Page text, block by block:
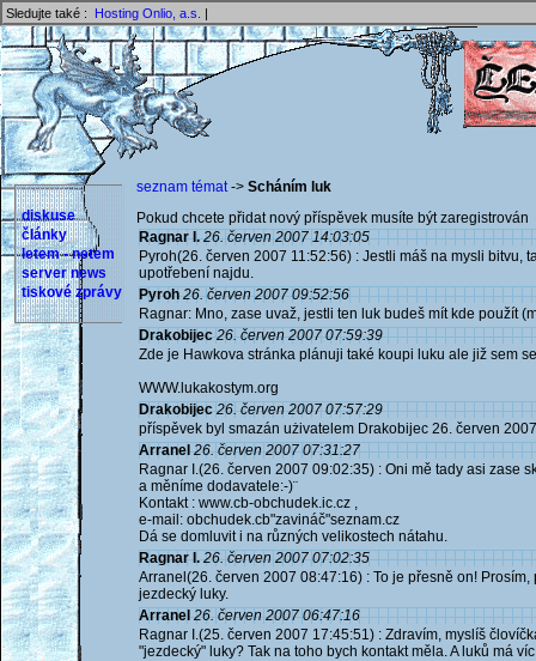
Sledujte také : Hosting Onlio, a.s. |
diskuse
články
letem - netem
server news
tiskové zprávy
seznam témat-> Scháním luk
Pokud chcete přidat nový příspěvek musíte být
Ragnar I. 26. červen 2007 14:03:05
Pyroh(26. červen 2007 11:52:56) : Jestli máš na mysli bitvu,
upotřebení najdu.
Pyroh 26. červen 2007 09:52:56
Ragnar: Mno, zase uvaž, jestli ten luk budeš mít kde použít
Drakobijec 26. červen 2007 07:59:39
Zde je Hawkova stránka plánuji také koupi luku ale již sem
WWW.lukakostym.org
Drakobijec 26. červen 2007 07:57:29
příspěvek byl smazán użivatelem Drakobijec 26. červen
Arranel 26. červen 2007 07:31:27
Ragnar I.(26. červen 2007 09:02:35) : Oni mě tady asi zase
a měníme dodavatele:-)¨
Kontakt : www.cb-obchudek.ic.cz ,
e-mail: obchudek.cb"zavináč"seznam.cz
Dá se domluvit i na různých velikostech nátahu.
Ragnar I. 26. červen 2007 07:02:35
Arranel(26. červen 2007 08:47:16) : To je přesně on!
jezdecký luky.
Arranel 26. červen 2007 06:47:16
Ragnar I.(25. červen 2007 17:45:51) : Zdravím, myslíš
"jezdecký" luky? Tak na toho bych kontakt měla. A luků má